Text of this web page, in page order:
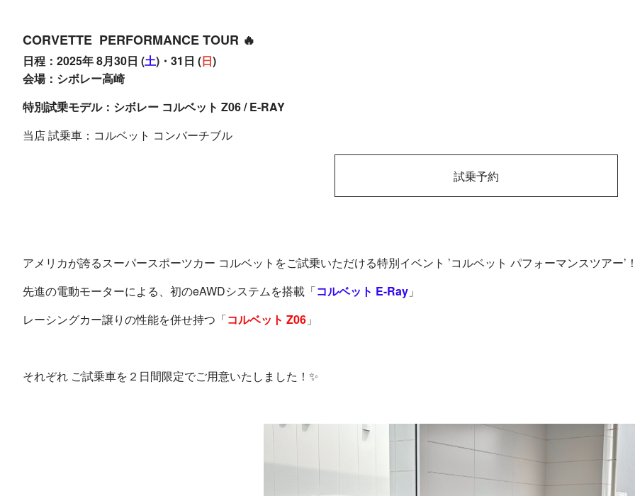
CORVETTE PERFORMANCE TOUR 🔥
日程：2025年 8月30日 (土)・31日 (日)
会場：シボレー高崎
特別試乗モデル：シボレー コルベット Z06 / E-RAY
当店 試乗車：コルベット コンバーチブル
試乗予約
アメリカが誇るスーパースポーツカー コルベットをご試乗いただける特別イベント ’コルベット パフォーマンスツアー’
先進の電動モーターによる、初のeAWDシステムを搭載「コルベット E-Ray 」
レーシングカー譲りの性能を併せ持つ「コルベット Z06 」
それぞれ ご試乗車を２日間限定でご用意いたしました！✨